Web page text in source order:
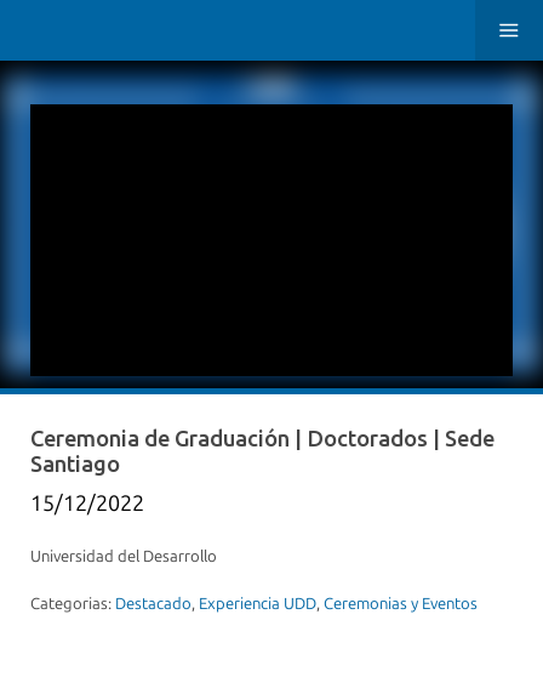
Ceremonia de Graduación | Doctorados | Sede
Santiago
15/12/2022
Universidad del Desarrollo
Categorias: Destacado, Experiencia UDD, Ceremonias y Eventos